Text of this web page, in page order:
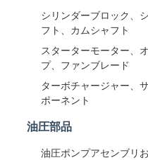
シリンダーブロック、
フト、カムシャフト
スターターモーター、
プ、ファンブレード
ターボチャージャー、
ポーネント
油圧部品
油圧ポンプアセンブリ